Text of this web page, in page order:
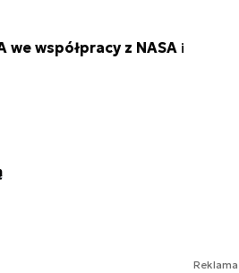
współpracy z NASAi
Reklama